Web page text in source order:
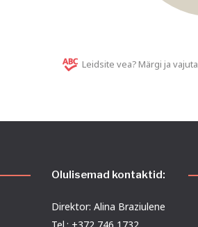
Leidsite vea? Märgi ja vajuta
Olulisemad kontaktid:
Direktor: Alina Braziulene